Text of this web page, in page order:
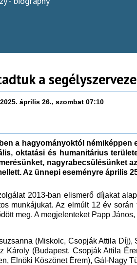
a
2025. április 26., szombat 07:10
a hagyományoktól
oktatási és humanitárius
nagyrabecsülésünket
Az ünnepi eseményre április
2013-ban elismerő díjakat
munkájukat. Az elmúlt 12 év
meg. A megjelenteket Papp
(Miskolc, Csopják Attila
Károly (Budapest, Csopják Attila
Elnöki Köszönet Érem), Gál-Nagy